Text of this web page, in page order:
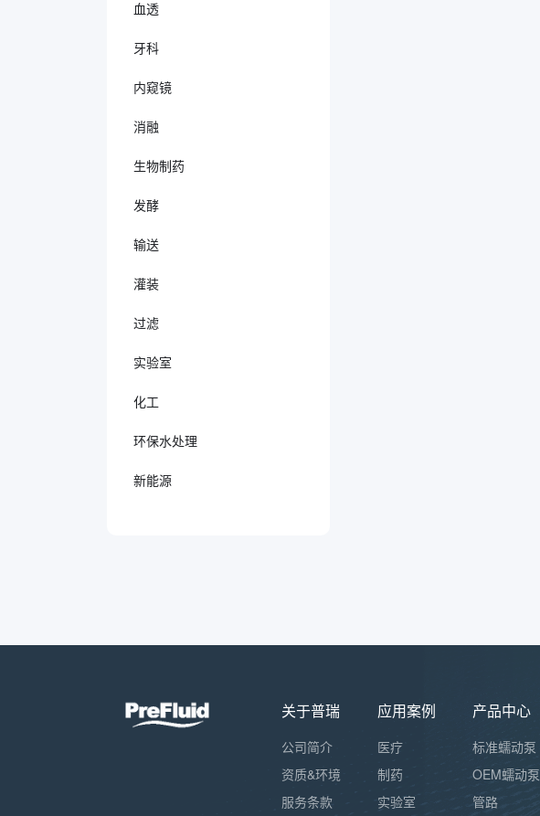
血透
牙科
内窥镜
消融
生物制药
发酵
输送
灌装
过滤
实验室
化工
环保水处理
新能源
关于普瑞
公司简介
资质&环境
服务条款
应用案例
医疗
制药
实验室
产品中心
标准蠕动泵
OEM蠕动泵
管路